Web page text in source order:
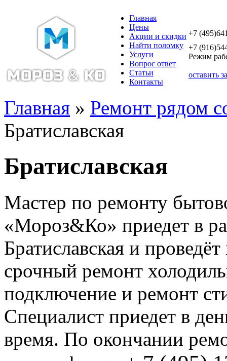
Главная
Цены
Акции и скидки
Найти поломку
Услуги
Вопрос ответ
Статьи
Контакты
+7
+7
Режим
оставить
Главная » Ремонт рядом
Братиславская
Братиславская
Мастер по ремонту
«Мороз&Ко» приедет в
Братиславская и
срочный ремонт
подключение и ремонт
Специалист приедет в
время. По окончании